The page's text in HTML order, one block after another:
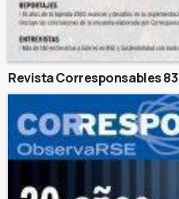
Revista Corresponsables 83